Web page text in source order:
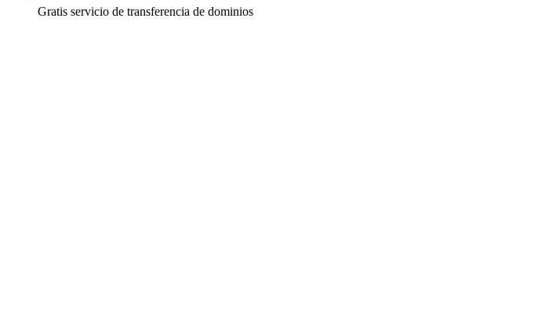
Gratis servicio de transferencia de dominios